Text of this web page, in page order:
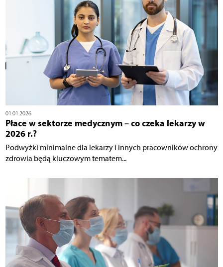
01.01.2026
Płace w sektorze medycznym – co czeka lekarzy w
2026 r.?
Podwyżki minimalne dla lekarzy i innych pracowników ochrony
zdrowia będą kluczowym tematem...